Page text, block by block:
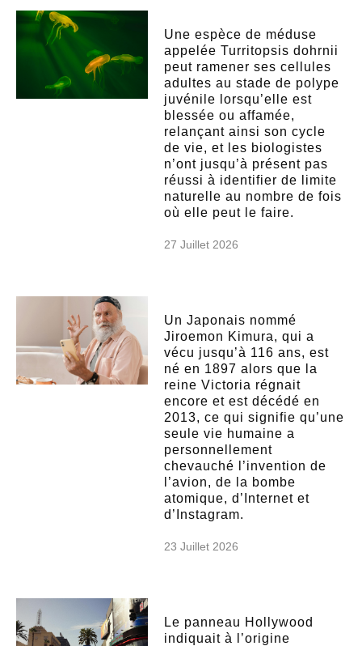
Une espèce de méduse
appelée Turritopsis dohrnii
peut ramener ses cellules
adultes au stade de polype
juvénile lorsqu’elle est
blessée ou affamée,
relançant ainsi son cycle
de vie, et les biologistes
n’ont jusqu’à présent pas
réussi à identifier de limite
naturelle au nombre de fois
où elle peut le faire.
27 Juillet 2026
Un Japonais nommé
Jiroemon Kimura, qui a
vécu jusqu’à 116 ans, est
né en 1897 alors que la
reine Victoria régnait
encore et est décédé en
2013, ce qui signifie qu’une
seule vie humaine a
personnellement
chevauché l’invention de
l’avion, de la bombe
atomique, d’Internet et
d’Instagram.
23 Juillet 2026
Le panneau Hollywood
indiquait à l’origine